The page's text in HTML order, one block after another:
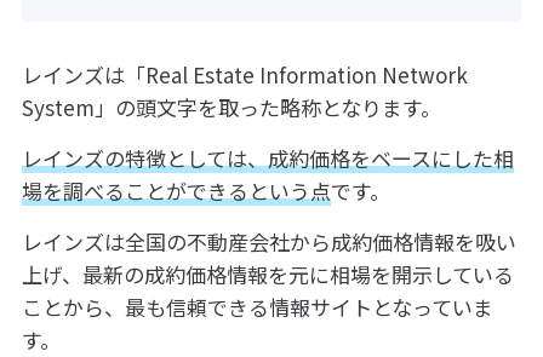
レインズは「Real Estate Information Network
System」の頭文字を取った略称となります。
レインズの特徴としては、成約価格をベースにした相
場を調べることができるという点です。
レインズは全国の不動産会社から成約価格情報を吸い
上げ、最新の成約価格情報を元に相場を開示している
ことから、最も信頼できる情報サイトとなっていま
す。